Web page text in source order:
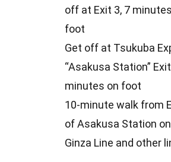
off at Exit 3, 7
foot
Get off at Tsukuba
“Asakusa Station”
minutes on foot
10-minute walk from
of Asakusa Station
Ginza Line and other